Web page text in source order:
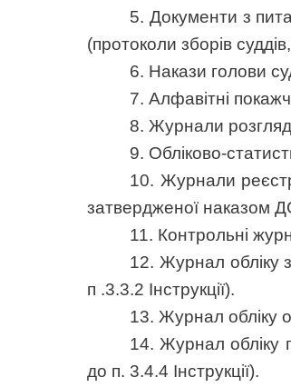
5. Документи з
(протоколи зборів
6. Накази голови
7. Алфавітні
8. Журнали
9. Обліково-
10. Журнали
затвердженої наказом
11. Контрольні
12. Журнал обліку
п .3.3.2 Інструкції).
13. Журнал обліку
14. Журнал обліку
до п. 3.4.4 Інструкції).